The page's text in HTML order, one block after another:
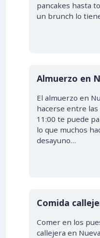
pancakes hasta
un brunch lo
Almuerzo en
El almuerzo en
hacerse entre las
11:00 te puede
lo que muchos
desayuno…
Comida
Comer en los
callejera en